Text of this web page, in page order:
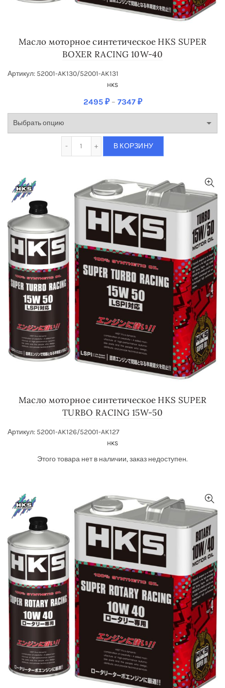
Масло моторное синтетическое HKS SUPER
BOXER RACING 10W-40
Артикул: 52001-AK130/52001-AK131
HKS
2495 ₽– 7347 ₽
В КОРЗИНУ
Масло моторное синтетическое HKS SUPER
TURBO RACING 15W-50
Артикул: 52001-AK126/52001-AK127
HKS
Этого товара нет в наличии, заказ недоступен.